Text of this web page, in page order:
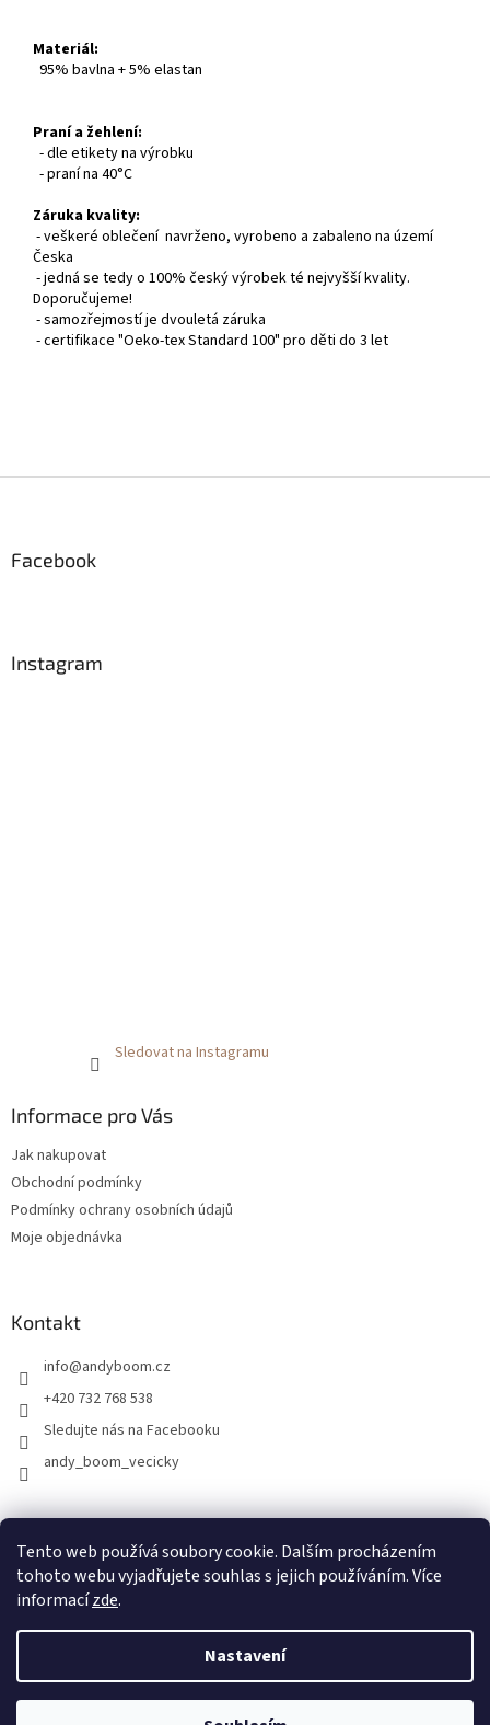
Tento web používá soubory cookie. Dalším procházením
tohoto webu vyjadřujete souhlas s jejich používáním. Více
informacízde.
Nastavení
Materiál:
95% bavlna + 5% elastan
Praní a žehlení:
- dle etikety na výrobku
- praní na 40°C
Záruka kvality:
- veškeré oblečení navrženo, vyrobeno a zabaleno na území
Česka
- jedná se tedy o 100% český výrobek té nejvyšší kvality.
Doporučujeme!
- samozřejmostí je dvouletá záruka
- certifikace "Oeko-tex Standard 100" pro děti do 3 let
Facebook
Instagram
Sledovat na Instagramu
Informace pro Vás
Jak nakupovat
Obchodní podmínky
Podmínky ochrany osobních údajů
Moje objednávka
Kontakt
info@andyboom.cz
+420 732 768 538
Sledujte nás na Facebooku
andy_boom_vecicky
Copyright 2026ANDY Boom. Všechna práva vyhrazena.Upravit